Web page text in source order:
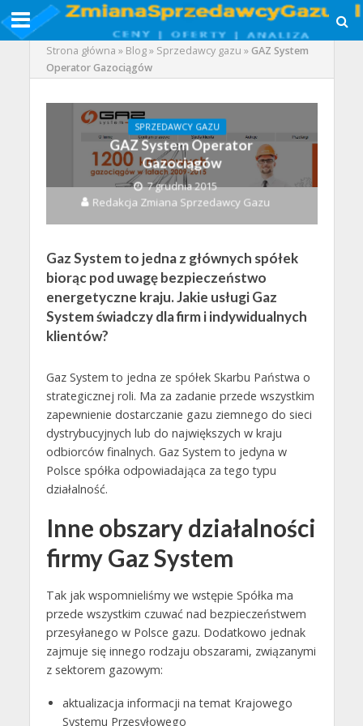
Strona główna » Blog» Sprzedawcy gazu »GAZ System
Operator Gazociągów
SPRZEDAWCY GAZU
GAZ System Operator
Gazociągów
7 grudnia 2015
Redakcja Zmiana Sprzedawcy Gazu
Gaz System to jedna z głównych spółek
biorąc pod uwagę bezpieczeństwo
energetyczne kraju. Jakie usługi Gaz
System świadczy dla firm i indywidualnych
klientów?
Gaz System to jedna ze spółek Skarbu Państwa o
strategicznej roli. Ma za zadanie przede wszystkim
zapewnienie dostarczanie gazu ziemnego do sieci
dystrybucyjnych lub do największych w kraju
odbiorców finalnych. Gaz System to jedyna w
Polsce spółka odpowiadająca za tego typu
działalność.
Inne obszary działalności
firmy Gaz System
Tak jak wspomnieliśmy we wstępie Spółka ma
przede wszystkim czuwać nad bezpieczeństwem
przesyłanego w Polsce gazu. Dodatkowo jednak
zajmuje się innego rodzaju obszarami, związanymi
z sektorem gazowym:
aktualizacja informacji na temat Krajowego
Systemu Przesyłowego